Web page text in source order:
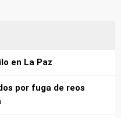
en La Paz
por fuga de reos